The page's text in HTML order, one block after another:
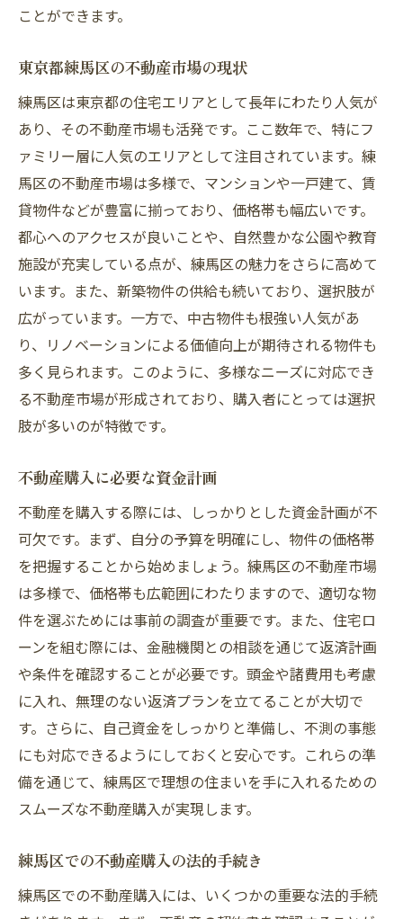
ファミリー向けの住みやすいエリア
練馬区の公園と自然の魅力
交通アクセスの良いエリア
各エリアの生活利便性
理想の住まいを見つけるための管理会社の役割
管理会社の基本的な役割
物件管理の具体的なサービス内容
管理会社と連携して進める物件探し
管理会社が提供するアフターサービス
住み替え時の管理会社のサポート
練馬区での管理会社の評判と選び方
練馬区での不動産探しを成功させるための行動
計画
不動産探しのスケジュール作成
事前準備と情報収集の方法
複数物件の比較方法
契約手続きの流れ
購入後のフォローアップ
快適な生活を実現するための不動産管理会社の
選び方
信頼できる管理会社の特徴
管理会社との長期的な関係構築
トラブル発生時の対応力
地域に根ざした管理会社のメリット
管理会社選びで重視すべきポイント
ことができます。
東京都練馬区の不動産市場の現状
練馬区は東京都の住宅エリアとして長年にわたり人気が
あり、その不動産市場も活発です。ここ数年で、特にフ
ァミリー層に人気のエリアとして注目されています。練
馬区の不動産市場は多様で、マンションや一戸建て、賃
貸物件などが豊富に揃っており、価格帯も幅広いです。
都心へのアクセスが良いことや、自然豊かな公園や教育
施設が充実している点が、練馬区の魅力をさらに高めて
います。また、新築物件の供給も続いており、選択肢が
広がっています。一方で、中古物件も根強い人気があ
り、リノベーションによる価値向上が期待される物件も
多く見られます。このように、多様なニーズに対応でき
る不動産市場が形成されており、購入者にとっては選択
肢が多いのが特徴です。
不動産購入に必要な資金計画
不動産を購入する際には、しっかりとした資金計画が不
可欠です。まず、自分の予算を明確にし、物件の価格帯
を把握することから始めましょう。練馬区の不動産市場
は多様で、価格帯も広範囲にわたりますので、適切な物
件を選ぶためには事前の調査が重要です。また、住宅ロ
ーンを組む際には、金融機関との相談を通じて返済計画
や条件を確認することが必要です。頭金や諸費用も考慮
に入れ、無理のない返済プランを立てることが大切で
す。さらに、自己資金をしっかりと準備し、不測の事態
にも対応できるようにしておくと安心です。これらの準
備を通じて、練馬区で理想の住まいを手に入れるための
スムーズな不動産購入が実現します。
練馬区での不動産購入の法的手続き
練馬区での不動産購入には、いくつかの重要な法的手続